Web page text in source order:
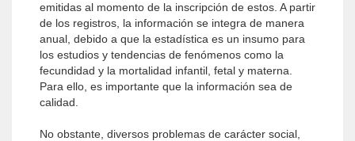
emitidas al momento de la inscripción de estos. A partir
de los registros, la información se integra de manera
anual, debido a que la estadística es un insumo para
los estudios y tendencias de fenómenos como la
fecundidad y la mortalidad infantil, fetal y materna.
Para ello, es importante que la información sea de
calidad.
No obstante, diversos problemas de carácter social,